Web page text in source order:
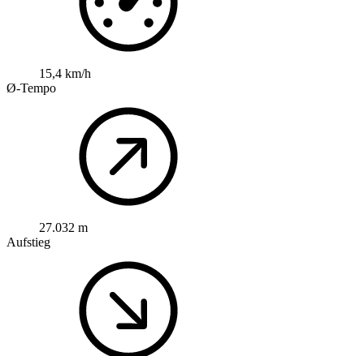
15,4 km/h
Ø-Tempo
27.032 m
Aufstieg